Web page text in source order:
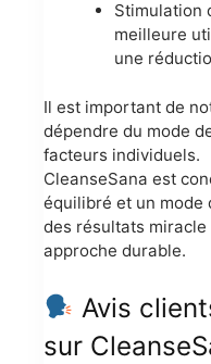
Stimulation
meilleure
une
Il est important de
dépendre du mode
facteurs individuels.
CleanseSana est
équilibré et un mode
des résultats
approche durable.
Avis
sur